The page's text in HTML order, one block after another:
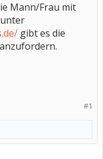
Mann/Frau mit
gibt es die
#1